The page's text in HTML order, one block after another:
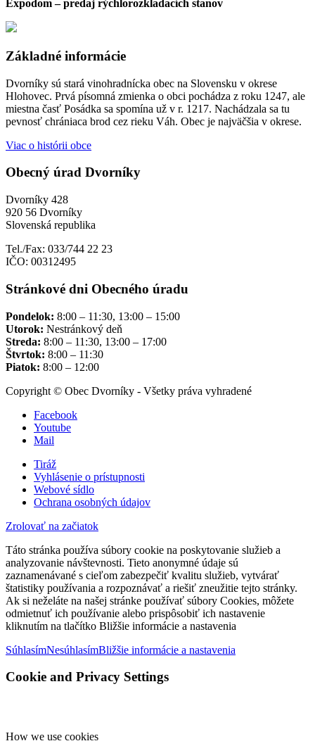
Expodom – predaj rýchlorozkladacích stanov
Základné informácie
Dvorníky sú stará vinohradnícka obec na Slovensku v okrese
Hlohovec. Prvá písomná zmienka o obci pochádza z roku 1247, ale
miestna časť Posádka sa spomína už v r. 1217. Nachádzala sa tu
pevnosť chrániaca brod cez rieku Váh. Obec je najväčšia v okrese.
Viac o histórii obce
Obecný úrad Dvorníky
Dvorníky 428
920 56 Dvorníky
Slovenská republika
Tel./Fax: 033/744 22 23
IČO: 00312495
Stránkové dni Obecného úradu
Pondelok: 8:00 – 11:30, 13:00 – 15:00
Utorok: Nestránkový deň
Streda: 8:00 – 11:30, 13:00 – 17:00
Štvrtok: 8:00 – 11:30
Piatok: 8:00 – 12:00
Copyright © Obec Dvorníky - Všetky práva vyhradené
Facebook
Youtube
Mail
Tiráž
Vyhlásenie o prístupnosti
Webové sídlo
Ochrana osobných údajov
Zrolovať na začiatok
Táto stránka používa súbory cookie na poskytovanie služieb a
analyzovanie návštevnosti. Tieto anonymné údaje sú
zaznamenávané s cieľom zabezpečiť kvalitu služieb, vytvárať
štatistiky používania a rozpoznávať a riešiť zneužitie tejto stránky.
Ak si neželáte na našej stránke používať súbory Cookies, môžete
odmietnuť ich používanie alebo prispôsobiť ich nastavenie
kliknutím na tlačítko Bližšie informácie a nastavenia
SúhlasímNesúhlasímBližšie informácie a nastavenia
Cookie and Privacy Settings
How we use cookies